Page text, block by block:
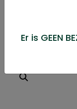
Er is GEEN